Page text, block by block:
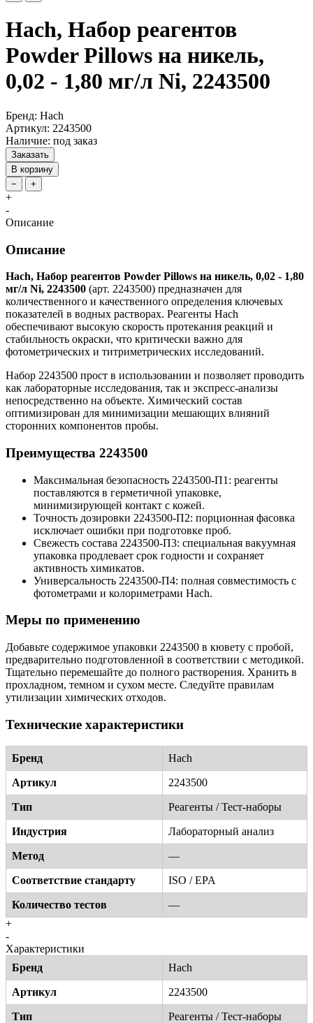
Hach, Набор реагентов
Powder Pillows на никель,
0,02 - 1,80 мг/л Ni, 2243500
Бренд: Hach
Артикул: 2243500
Наличие: под заказ
Заказать
В корзину
−
+
+
-
Описание
Описание
Hach, Набор реагентов Powder Pillows на никель, 0,02 - 1,80
мг/л Ni, 2243500 (арт. 2243500) предназначен для
количественного и качественного определения ключевых
показателей в водных растворах. Реагенты Hach
обеспечивают высокую скорость протекания реакций и
стабильность окраски, что критически важно для
фотометрических и титриметрических исследований.
Набор 2243500 прост в использовании и позволяет проводить
как лабораторные исследования, так и экспресс-анализы
непосредственно на объекте. Химический состав
оптимизирован для минимизации мешающих влияний
сторонних компонентов пробы.
Преимущества 2243500
Максимальная безопасность 2243500-П1: реагенты
поставляются в герметичной упаковке,
минимизирующей контакт с кожей.
Точность дозировки 2243500-П2: порционная фасовка
исключает ошибки при подготовке проб.
Свежесть состава 2243500-П3: специальная вакуумная
упаковка продлевает срок годности и сохраняет
активность химикатов.
Универсальность 2243500-П4: полная совместимость с
фотометрами и колориметрами Hach.
Меры по применению
Добавьте содержимое упаковки 2243500 в кювету с пробой,
предварительно подготовленной в соответствии с методикой.
Тщательно перемешайте до полного растворения. Хранить в
прохладном, темном и сухом месте. Следуйте правилам
утилизации химических отходов.
Технические характеристики
Бренд Hach
Артикул 2243500
Тип Реагенты / Тест-наборы
Индустрия Лабораторный анализ
Метод —
Соответствие стандарту ISO / EPA
Количество тестов
—
+
-
Характеристики
Бренд
Hach
Артикул 2243500
Тип Реагенты / Тест-наборы